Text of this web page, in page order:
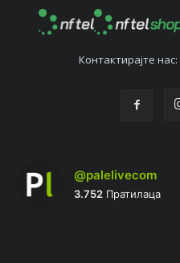
Контактирајтe нас:
@palelivecom
3.752 Пратилаца